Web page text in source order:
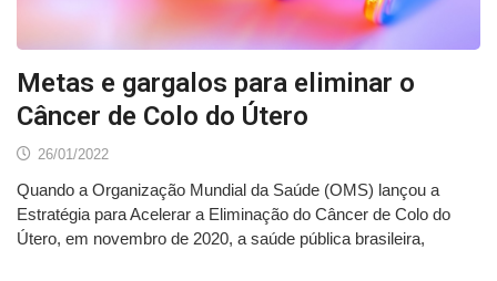
Metas e gargalos para eliminar o
Câncer de Colo do Útero
26/01/2022
Quando a Organização Mundial da Saúde (OMS) lançou a
Estratégia para Acelerar a Eliminação do Câncer de Colo do
Útero, em novembro de 2020, a saúde pública brasileira,